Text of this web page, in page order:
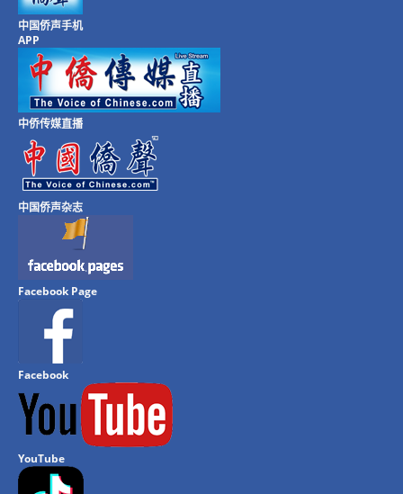
中国侨声手机
APP
中侨传媒直播
中国侨声杂志
Facebook Page
Facebook
YouTube